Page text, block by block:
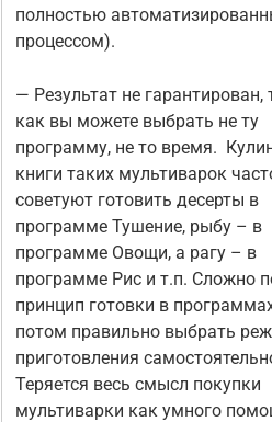
полностью
процессом).
— Результат не гарантирован,
как вы можете выбрать не ту
программу, не то время.
книги таких мультиварок
советуют готовить десерты в
программе Тушение, рыбу – в
программе Овощи, а рагу – в
программе Рис и т.п. Сложно
принцип готовки в
потом правильно выбрать
приготовления
Теряется весь смысл покупки
мультиварки как умного